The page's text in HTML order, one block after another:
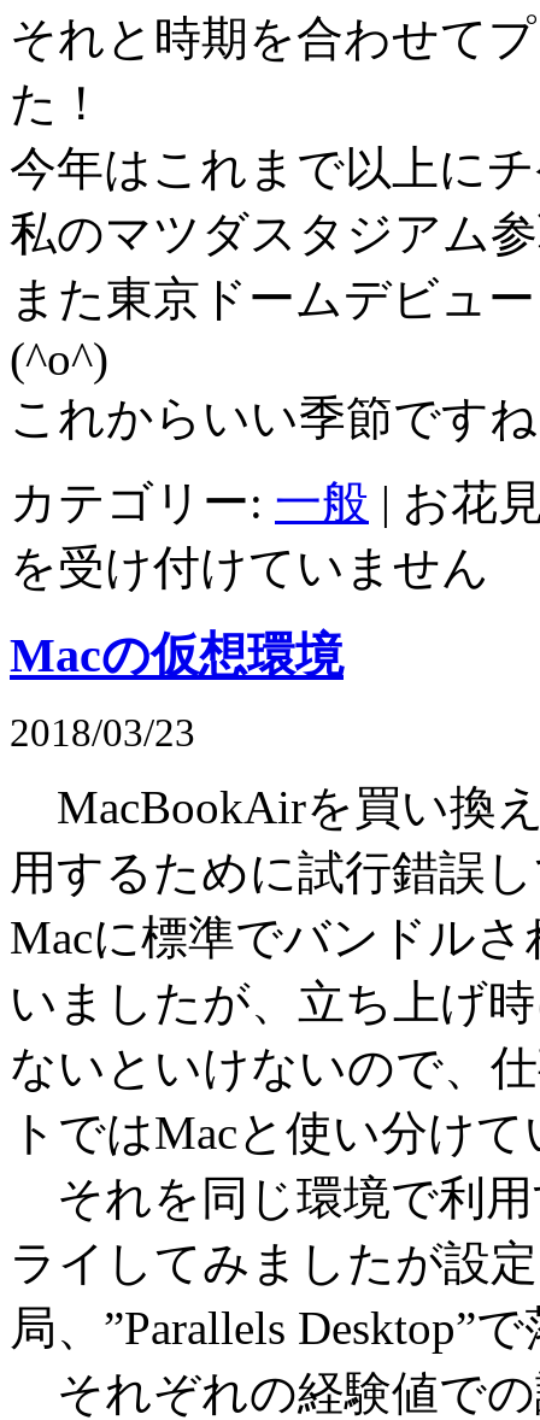
それと時期を合わせて
た！
今年はこれまで以上に
私のマツダスタジアム
また東京ドームデビュ
(^o^)
これからいい季節です
カテゴリー: 一般 | お花
を受け付けていません
Macの仮想環境
2018/03/23
MacBookAirを買い換
用するために試行錯誤
Macに標準でバンドルさ
いましたが、立ち上げ
ないといけないので、
トではMacと使い分け
それを同じ環境で利用
ライしてみましたが設
局、”Parallels Desktop”
それぞれの経験値で